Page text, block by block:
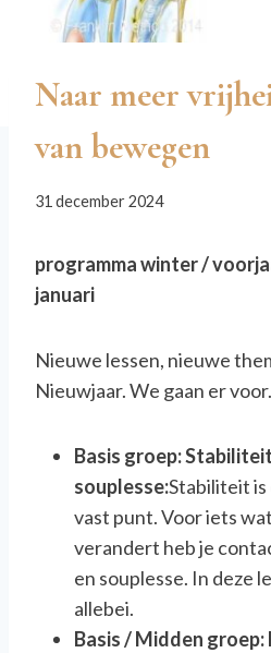
Naar meer
van bewegen
31 december 2024
programma winter /
januari
Nieuwe lessen, nieuwe
Nieuwjaar. We gaan er voor.
Basis groep:
souplesse:Stabiliteit is
vast punt. Voor iets
verandert heb je
en souplesse. In deze
allebei.
Basis / Midden groep: